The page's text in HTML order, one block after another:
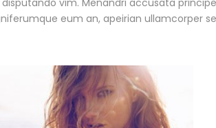
eum an, apeirian ullamcorper